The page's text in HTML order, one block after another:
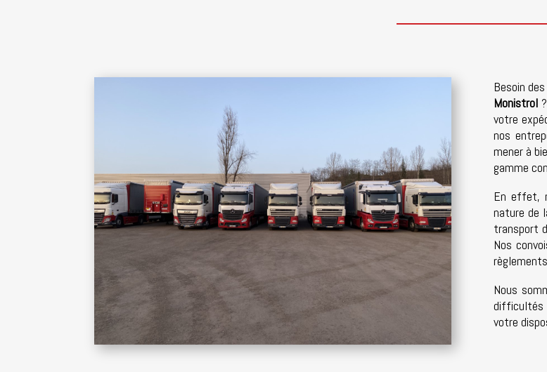
Besoin
Monistrol?
votre
nos
mener à
gamme
En effet,
nature de
transport
Nos
Nous
difficultés
votre